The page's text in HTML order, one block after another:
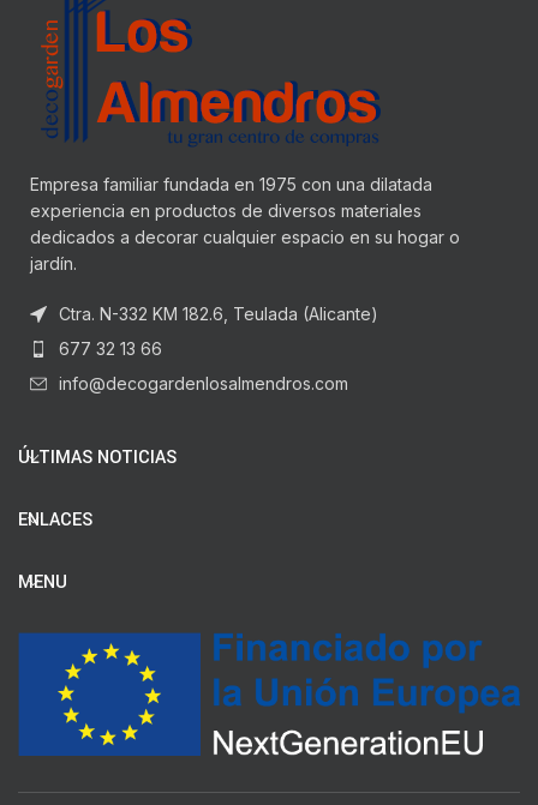
Empresa familiar fundada en 1975 con una dilatada
experiencia en productos de diversos materiales
dedicados a decorar cualquier espacio en su hogar o
jardín.
Ctra. N-332 KM 182.6, Teulada (Alicante)
677 32 13 66
info@decogardenlosalmendros.com
ÚLTIMAS NOTICIAS
ENLACES
MENU